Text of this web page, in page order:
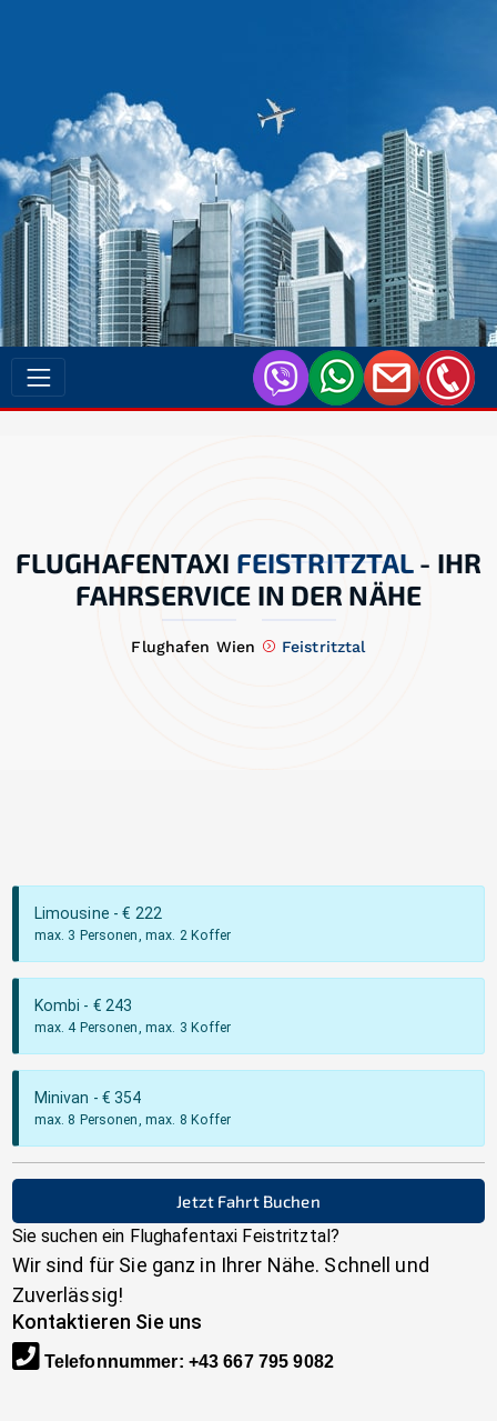
FLUGHAFENTAXI FEISTRITZTAL - IHR
FAHRSERVICE IN DER NÄHE
Flughafen Wien Feistritztal
Limousine - € 222
max. 3 Personen, max. 2 Koffer
Kombi - € 243
max. 4 Personen, max. 3 Koffer
Minivan - €354
max. 8 Personen, max. 8 Koffer
Jetzt Fahrt Buchen
Sie suchen ein Flughafentaxi Feistritztal ?
Wir sind für Sie ganz in Ihrer Nähe. Schnell und
Zuverlässig!
Kontaktieren Sie uns
Telefonnummer: +43 667 795 9082